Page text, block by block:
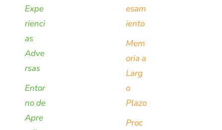
Expe
rienci
as
Adve
rsas
Entor
no de
Apre
esam
iento
Mem
oria a
Larg
o
Plazo
Proc